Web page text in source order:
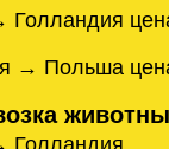
→ Польша